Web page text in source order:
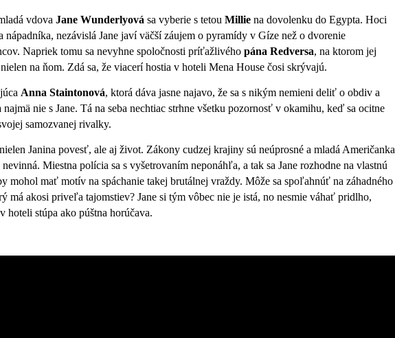
vdovaJane Wunderlyová sa vyberie s tetouMillie na dovolenku do Egypta. Hoci
nápadníka, nezávislá Jane javí väčší záujem o pyramídy v Gíze než o dvorenie
Napriek tomu sa nevyhne spoločnosti príťažlivéhopána Redversa, na ktorom jej
na ňom. Zdá sa, že viacerí hostia v hoteli Mena House čosi skrývajú.
Anna Staintonová, ktorá dáva jasne najavo, že sa s nikým nemieni deliť o obdiv a
nie s Jane. Tá na seba nechtiac strhne všetku pozornosť v okamihu, keď sa ocitne
samozvanej rivalky.
Janina povesť, ale aj život. Zákony cudzej krajiny sú neúprosné a mladá Američanka
Miestna polícia sa s vyšetrovaním neponáhľa, a tak sa Jane rozhodne na vlastnú
mohol mať motív na spáchanie takej brutálnej vraždy. Môže sa spoľahnúť na záhadného
má akosi priveľa tajomstiev? Jane si tým vôbec nie je istá, no nesmie váhať pridlho,
hoteli stúpa ako púštna horúčava.